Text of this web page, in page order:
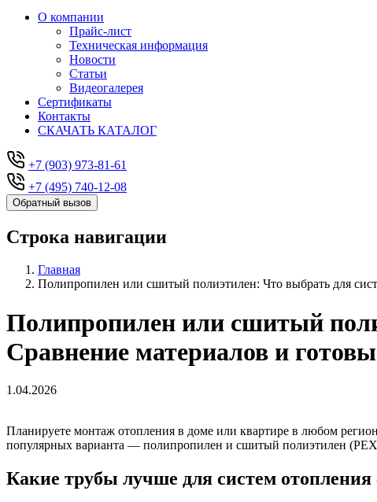
О компании
Прайс-лист
Техническая информация
Новости
Статьи
Видеогалерея
Сертификаты
Контакты
СКАЧАТЬ КАТАЛОГ
+7 (903) 973-81-61
+7 (495) 740-12-08
Обратный вызов
Строка навигации
Главная
Полипропилен или сшитый полиэтилен: Что выбрать для
Полипропилен или сшитый
Сравнение материалов и
1.04.2026
Планируете монтаж отопления в доме или квартире в любом
популярных варианта — полипропилен и сшитый полиэтилен
Какие трубы лучше для систем отопления